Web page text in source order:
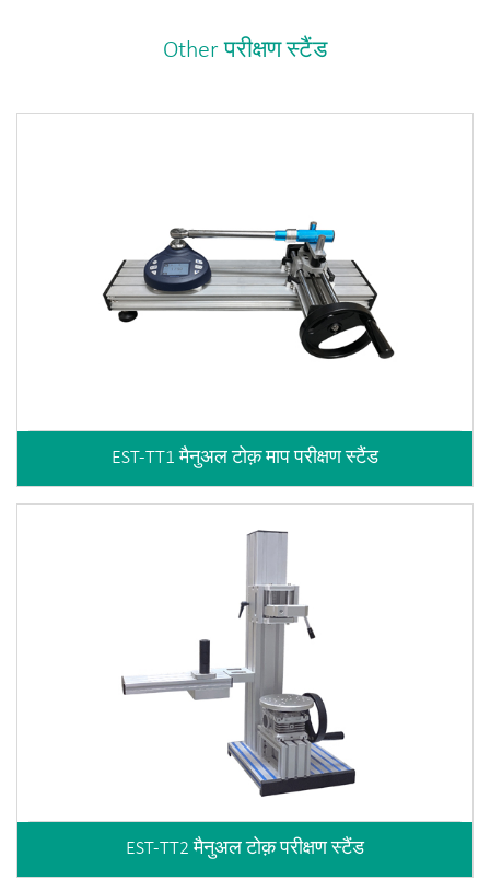
Other परीक्षण स्टैंड
EST-TT1 मैनुअल टोक़ माप परीक्षण स्टैंड
EST-TT2 मैनुअल टोक़ परीक्षण स्टैंड